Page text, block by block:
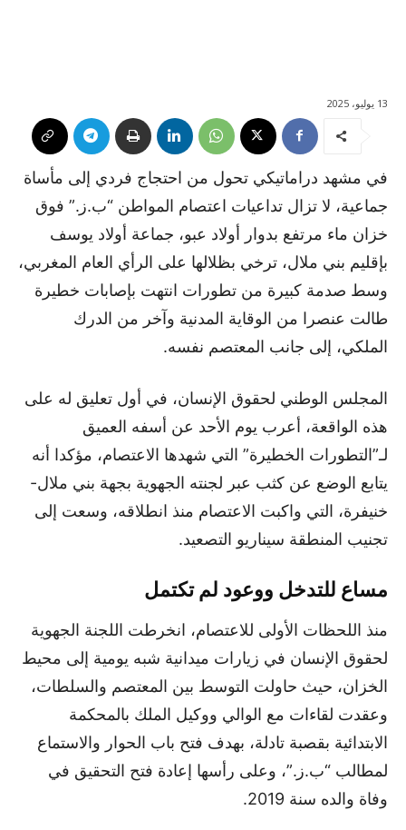
13 يوليو، 2025
في مشهد دراماتيكي تحول من احتجاج فردي إلى مأساة
جماعية، لا تزال تداعيات اعتصام المواطن “ب.ز.” فوق
خزان ماء مرتفع بدوار أولاد عبو، جماعة أولاد يوسف
بإقليم بني ملال، ترخي بظلالها على الرأي العام المغربي،
وسط صدمة كبيرة من تطورات انتهت بإصابات خطيرة
طالت عنصرا من الوقاية المدنية وآخر من الدرك
الملكي، إلى جانب المعتصم نفسه.
المجلس الوطني لحقوق الإنسان، في أول تعليق له على
هذه الواقعة، أعرب يوم الأحد عن أسفه العميق
لـ”التطورات الخطيرة” التي شهدها الاعتصام، مؤكدا أنه
يتابع الوضع عن كثب عبر لجنته الجهوية بجهة بني ملال-
خنيفرة، التي واكبت الاعتصام منذ انطلاقه، وسعت إلى
تجنيب المنطقة سيناريو التصعيد.
مساع للتدخل ووعود لم تكتمل
منذ اللحظات الأولى للاعتصام، انخرطت اللجنة الجهوية
لحقوق الإنسان في زيارات ميدانية شبه يومية إلى محيط
الخزان، حيث حاولت التوسط بين المعتصم والسلطات،
وعقدت لقاءات مع الوالي ووكيل الملك بالمحكمة
الابتدائية بقصبة تادلة، بهدف فتح باب الحوار والاستماع
لمطالب “ب.ز.”، وعلى رأسها إعادة فتح التحقيق في
وفاة والده سنة 2019.